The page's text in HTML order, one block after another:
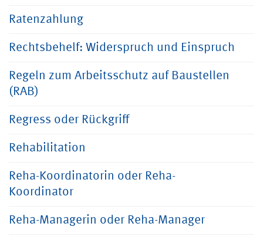
Ratenzahlung
Rechtsbehelf: Widerspruch und Einspruch
Regeln zum Arbeitsschutz auf Baustellen
(RAB)
Regress oder Rückgriff
Rehabilitation
Reha-Koordinatorin oder Reha-
Koordinator
Reha-Managerin oder Reha-Manager